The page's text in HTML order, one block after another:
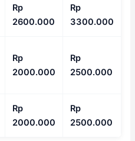
Rp
2600.000
Rp
3300.000
Rp
2000.000
Rp
2500.000
Rp
2000.000
Rp
2500.000